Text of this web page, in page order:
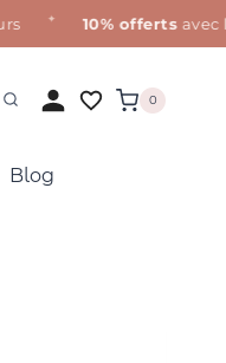
10% offertsavec le
0
Blog